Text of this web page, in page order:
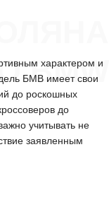
BMW
характером и
БМВ имеет свои
до роскошных
до
учитывать не
заявленным